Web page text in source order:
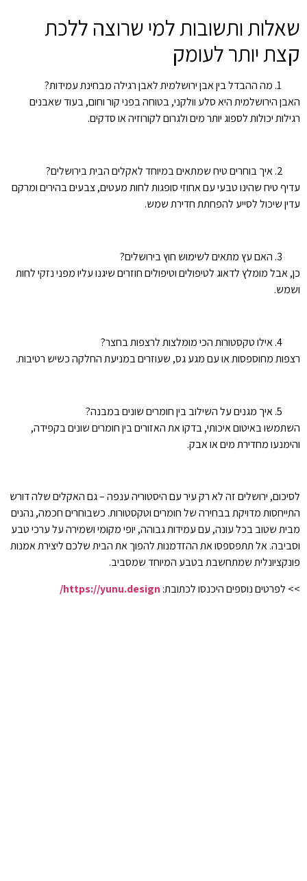
שאלות ותשובות למי שרוצה ללכת
קצת יותר לעומק
מה ההבדל בין אבן ירושלמית לאבן רגילה מבחינת עמידות?
האבן הירושלמית היא סלע וולקני, בטוחה בפני קור וחום, בעוד שאבנים
רגילות יכולות לספוג יותר מים ולגרום לקורוזיה או סדקים.
איך בוחרים טיח שמתאים במיוחד לאקלים הבית בירושלים?
עדיף טיח שהינו טבעי עם אחוזי סופגות לחות מעטים, צבעים בהירים ומרקם
עדין שיכול לסייע להפחתת חדירת שמש.
האם עץ מתאים לשימוש חוץ בירושלים?
כן, אבל מומלץ לדאוג לטיפולים וטיפולים חוזרים שיגנו עליו מפני נזקי לחות
ושמש.
אילו טקסטורות הכי מומלצות לרצפות בחצר?
רצפות מחוספסות או עם מגע גס, שעוזרים במניעת החלקה כשיש רטיבות.
איך מגנים על השילוב בין חומרים שונים במבנה?
השתמשו באיטום איכותי, בדקו את האזורים בין חומרים שונים בקפידה,
והימנעו מחדירת מים או אבק.
לסיכום, ירושלים זה לא רק עיר עם היסטוריה ענפה – גם האקלים שלה דורש
התייחסות מדויקת בבחירה של חומרים וטקסטורות. כשבוחרים חכמה, נהנים
מבית שטוב בכל עונה, עם עמידות גבוהה, יופי מקומי ושמירה על ערכי טבע
וסביבה. אל תתפספסו את ההזדמנות להפוך את הבית שלכם ליצירת אמנות
פונקציונלית שמתחשבת בטבע המיוחד שמסביב.
>> לפרטים נוספים היכנסו לכתובת: https://yunu.design/